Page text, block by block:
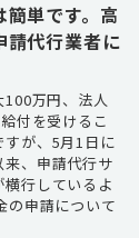
単です。高
請代行業者に
万円、法人
付を受けるこ
すが、5月1日に
来、申請代行サ
行しているよ
の申請について